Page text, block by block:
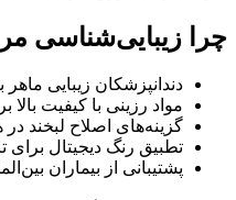
زیبایی‌شناسی مرجع؟
دندانپزشکان زیبایی ماهر با
مواد رزینی با کیفیت بالا برای
گزینه‌های اصلاح لبخند در همان
تطبیق رنگ دیجیتال برای
پشتیبانی از بیماران بین‌المللی